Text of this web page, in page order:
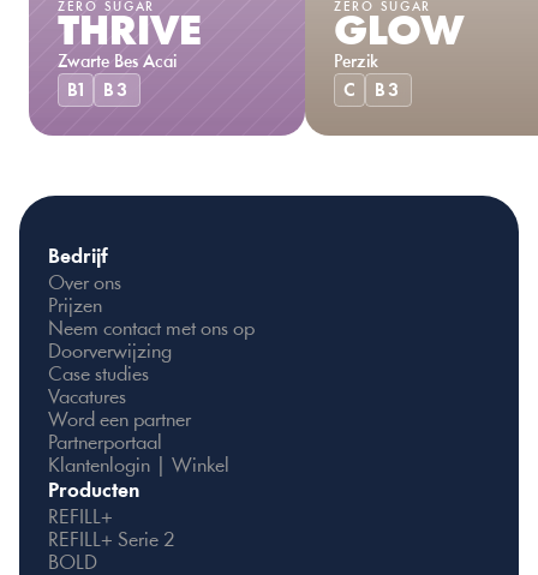
ZERO SUGAR
THRIVE
Zwarte Bes Acai
B1
B3
ZERO SUGAR
GLOW
Perzik
C
B3
Bedrijf
Over ons
Prijzen
Neem contact met ons op
Doorverwijzing
Case studies
Vacatures
Word een partner
Partnerportaal
Klantenlogin | Winkel
Producten
REFILL+
REFILL+ Serie 2
BOLD